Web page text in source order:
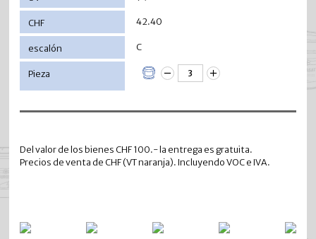
42.40
C
Del valor de los bienes CHF 100.- la entrega es gratuita.
Precios de venta de CHF (VT naranja). Incluyendo VOC e IVA.